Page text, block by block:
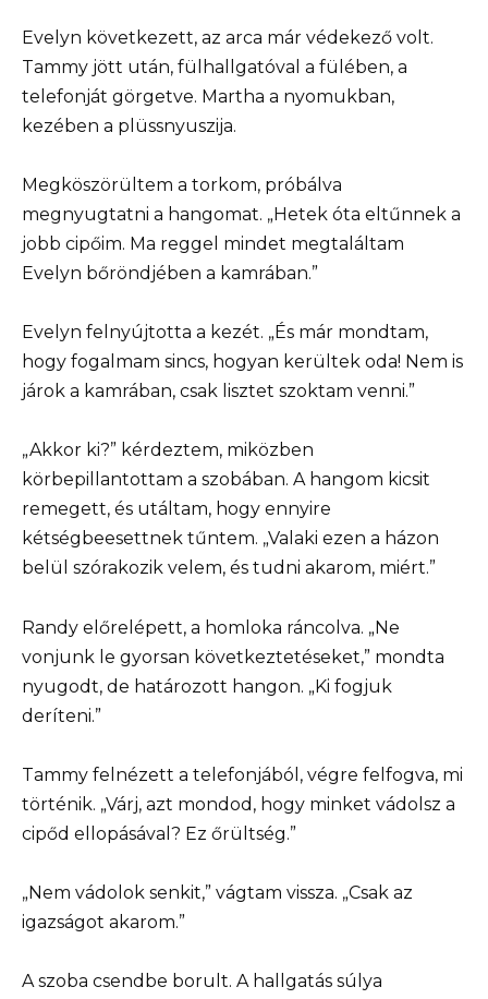
Evelyn következett, az arca már védekező volt.
Tammy jött után, fülhallgatóval a fülében, a
telefonját görgetve. Martha a nyomukban,
kezében a plüssnyuszija.
Megköszörültem a torkom, próbálva
megnyugtatni a hangomat. „Hetek óta eltűnnek a
jobb cipőim. Ma reggel mindet megtaláltam
Evelyn bőröndjében a kamrában.”
Evelyn felnyújtotta a kezét. „És már mondtam,
hogy fogalmam sincs, hogyan kerültek oda! Nem is
járok a kamrában, csak lisztet szoktam venni.”
„Akkor ki?” kérdeztem, miközben
körbepillantottam a szobában. A hangom kicsit
remegett, és utáltam, hogy ennyire
kétségbeesettnek tűntem. „Valaki ezen a házon
belül szórakozik velem, és tudni akarom, miért.”
Randy előrelépett, a homloka ráncolva. „Ne
vonjunk le gyorsan következtetéseket,” mondta
nyugodt, de határozott hangon. „Ki fogjuk
deríteni.”
Tammy felnézett a telefonjából, végre felfogva, mi
történik. „Várj, azt mondod, hogy minket vádolsz a
cipőd ellopásával? Ez őrültség.”
„Nem vádolok senkit,” vágtam vissza. „Csak az
igazságot akarom.”
A szoba csendbe borult. A hallgatás súlya